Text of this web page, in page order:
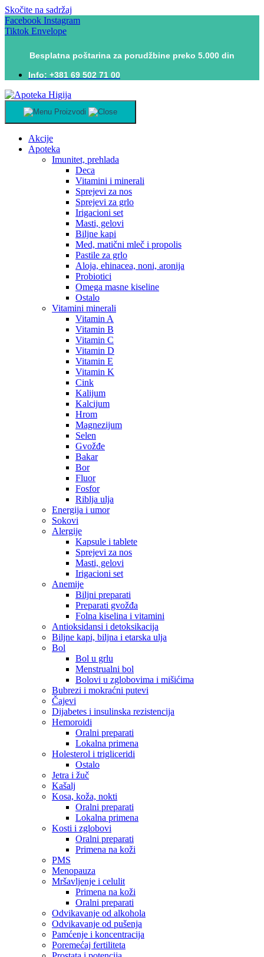
Skočite na sadržaj
Facebook Instagram
Tiktok Envelope
Besplatna poštarina za porudžbine preko 5.000 din
Info: +381 69 502 71 00
Proizvodi
Akcije
Apoteka
Imunitet, prehlada
Deca
Vitamini i minerali
Sprejevi za nos
Sprejevi za grlo
Irigacioni set
Masti, gelovi
Biljne kapi
Med, matični mleč i propolis
Pastile za grlo
Aloja, ehinacea, noni, aronija
Probiotici
Omega masne kiseline
Ostalo
Vitamini minerali
Vitamin A
Vitamin B
Vitamin C
Vitamin D
Vitamin E
Vitamin K
Cink
Kalijum
Kalcijum
Hrom
Magnezijum
Selen
Gvožđe
Bakar
Bor
Fluor
Fosfor
Riblja ulja
Energija i umor
Sokovi
Alergije
Kapsule i tablete
Sprejevi za nos
Masti, gelovi
Irigacioni set
Anemije
Biljni preparati
Preparati gvožđa
Folna kiselina i vitamini
Antioksidansi i detoksikacija
Biljne kapi, biljna i etarska ulja
Bol
Bol u grlu
Menstrualni bol
Bolovi u zglobovima i mišićima
Bubrezi i mokraćni putevi
Čajevi
Dijabetes i insulinska rezistencija
Hemoroidi
Oralni preparati
Lokalna primena
Holesterol i trigliceridi
Ostalo
Jetra i žuč
Kašalj
Kosa, koža, nokti
Oralni preparati
Lokalna primena
Kosti i zglobovi
Oralni preparati
Primena na koži
PMS
Menopauza
Mršavljenje i celulit
Primena na koži
Oralni preparati
Odvikavanje od alkohola
Odvikavanje od pušenja
Pamćenje i koncentracija
Poremećaj fertiliteta